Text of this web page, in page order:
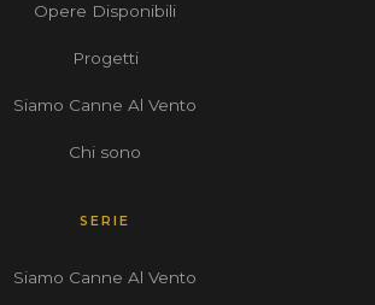
Opere Disponibili
Progetti
Siamo Canne Al Vento
Chi sono
SERIE
Siamo Canne Al Vento